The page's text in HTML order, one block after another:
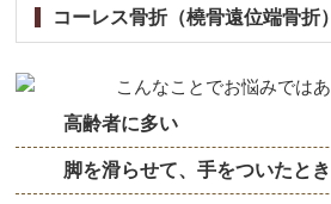
コーレス骨折（橈骨遠位端骨折）
高齢者に多い
脚を滑らせて、手をついたとき